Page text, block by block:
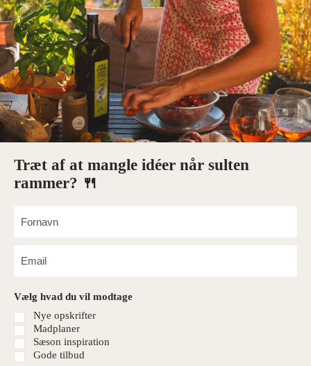
Træt af at mangle idéer når sulten
rammer? 🍴
Vælg hvad du vil modtage
Nye opskrifter
Madplaner
Sæson inspiration
Gode tilbud